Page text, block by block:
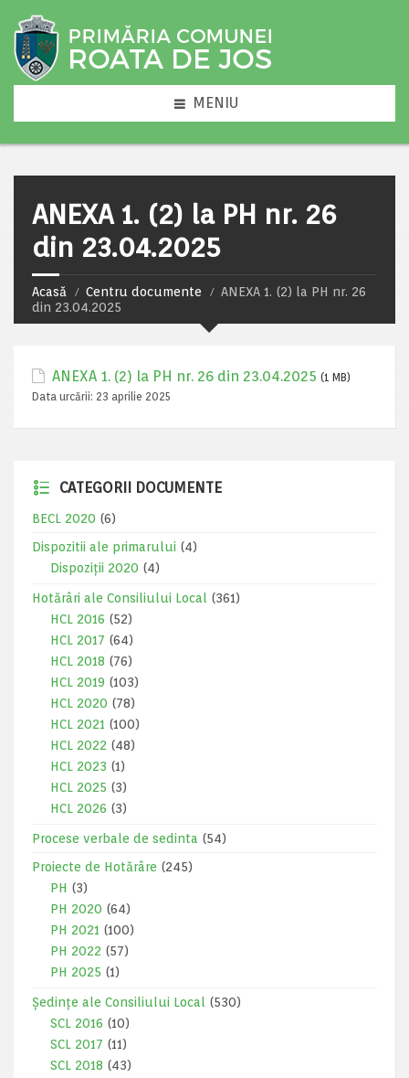
MENIU
ANEXA 1. (2) la PH nr. 26
din 23.04.2025
Acasă Centru documente
ANEXA 1. (2) la PH nr. 26
din 23.04.2025
ANEXA 1. (2) la PH nr. 26 din 23.04.2025 (1 MB)
Data urcării: 23 aprilie 2025
CATEGORII DOCUMENTE
BECL 2020 (6)
Dispozitii ale primarului (4)
Dispoziții 2020 (4)
Hotărâri ale Consiliului Local
(361)
HCL 2016 (52)
HCL 2017 (64)
HCL 2018 (76)
HCL 2019 (103)
HCL 2020 (78)
HCL 2021 (100)
HCL 2022 (48)
HCL 2023 (1)
HCL 2025 (3)
HCL 2026 (3)
Procese verbale de sedinta (54)
Proiecte de Hotărâre (245)
PH (3)
PH 2020 (64)
PH 2021 (100)
PH 2022 (57)
PH 2025 (1)
Ședințe ale Consiliului Local
(530)
SCL 2016 (10)
SCL 2017 (11)
SCL 2018 (43)